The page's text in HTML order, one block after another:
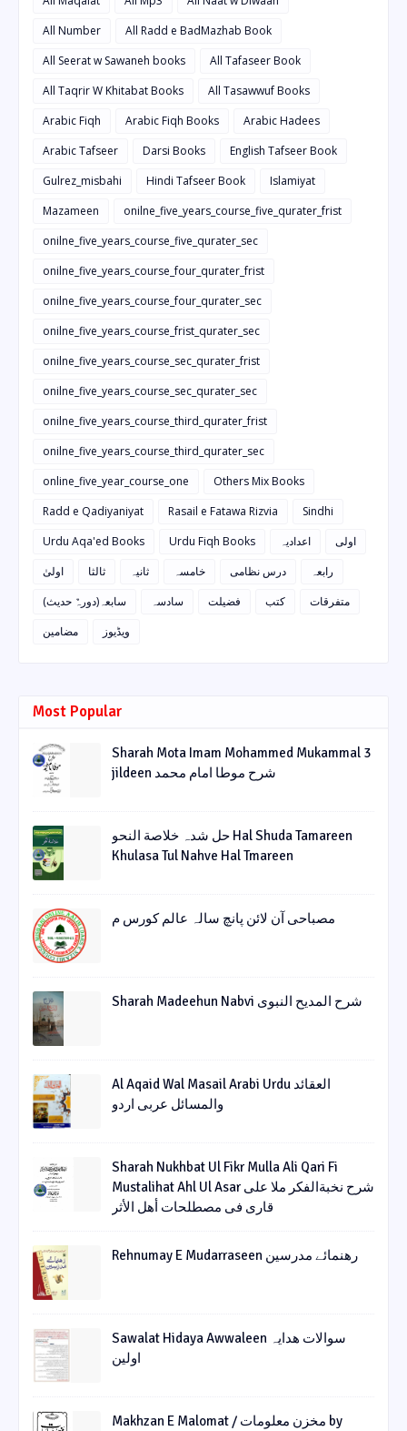
All Number
All Radd e BadMazhab Book
All Seerat w Sawaneh books
All Tafaseer Book
All Taqrir W Khitabat Books
All Tasawwuf Books
Arabic Fiqh
Arabic Fiqh Books
Arabic Hadees
Arabic Tafseer
Darsi Books
English Tafseer Book
Gulrez_misbahi
Hindi Tafseer Book
Islamiyat
Mazameen
onilne_five_years_course_five_qurater_frist
onilne_five_years_course_five_qurater_sec
onilne_five_years_course_four_qurater_frist
onilne_five_years_course_four_qurater_sec
onilne_five_years_course_frist_qurater_sec
onilne_five_years_course_sec_qurater_frist
onilne_five_years_course_sec_qurater_sec
onilne_five_years_course_third_qurater_frist
onilne_five_years_course_third_qurater_sec
online_five_year_course_one
Others Mix Books
Radd e Qadiyaniyat
Rasail e Fatawa Rizvia
Sindhi
Urdu Aqa'ed Books
Urdu Fiqh Books اعدادیہ
اولی
اولیٰ
ثالثا ثانیہ خامسہ درس نظامی
رابعہ
سابعہ(دورہٌ حدیث)
سادسہ فضیلت کتب
متفرقات
مضامین
ویڈیوز
Most Popular
Sharah Mota Imam Mohammed Mukammal 3
jildeen شرح موطا امام محمد
حل شدہ خلاصة النحو Hal Shuda Tamareen
Khulasa Tul Nahve Hal Tmareen
مصباحی آن لائن پانچ سالہ عالم کورس م
Sharah Madeehun Nabvi شرح المدیح النبوی
Al Aqaid Wal Masail Arabi Urdu العقائد
والمسائل عربی اردو
Sharah Nukhbat Ul Fikr Mulla Ali Qari Fi
Mustalihat Ahl Ul Asar شرح نخبةالفکر ملا علی
قاری فی مصطلحات أھل الأثر
Rehnumay E Mudarraseen رهنمائے مدرسین
Sawalat Hidaya Awwaleen سوالات ھدایہ
اولین
Makhzan E Malomat / مخزن معلومات by